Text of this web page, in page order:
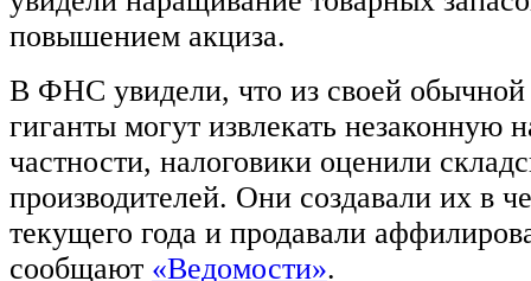
повышением акциза.
В ФНС увидели, что из своей обычной
гиганты могут извлекать незаконную
частности, налоговики оценили
производителей. Они создавали их в
текущего года и продавали
сообщают «Ведомости».